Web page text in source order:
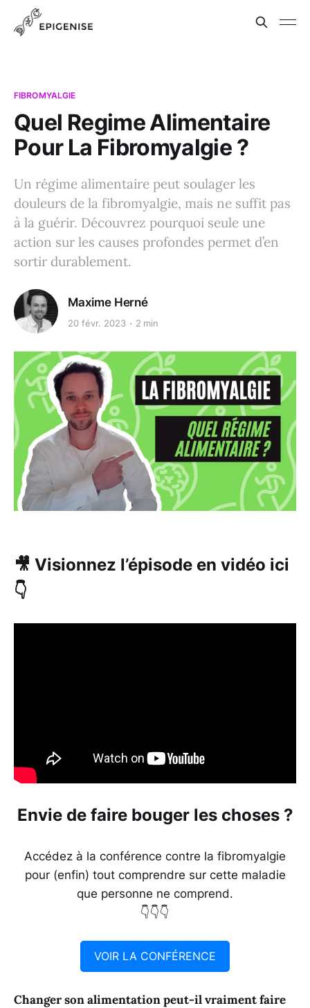
FIBROMYALGIE
Quel Regime Alimentaire
Pour La Fibromyalgie ?
Un régime alimentaire peut soulager les
douleurs de la fibromyalgie, mais ne suffit pas
à la guérir. Découvrez pourquoi seule une
action sur les causes profondes permet d’en
sortir durablement.
Maxime Herné
20 févr. 2023 2 min
🎥 Visionnez l’épisode en vidéo ici
👇
Envie de faire bouger les choses ?
Accédez à la conférence contre la fibromyalgie
pour (enfin) tout comprendre sur cette maladie
que personne ne comprend.
👇👇👇
VOIR LA CONFÉRENCE
Changer son alimentation peut-il vraiment faire